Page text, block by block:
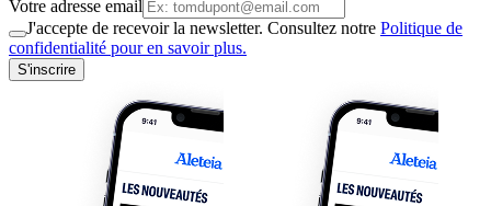
Votre adresse email
J'accepte de recevoir la newsletter. Consultez notre Politique de
confidentialité pour en savoir plus.
S'inscrire